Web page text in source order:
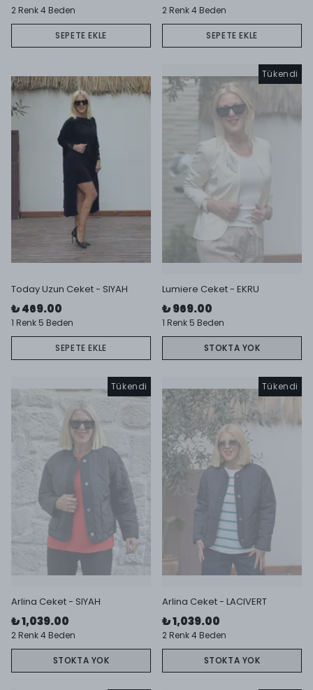
2 Renk 4 Beden
SEPETE EKLE
2 Renk 4 Beden
SEPETE EKLE
Today Uzun Ceket - SIYAH
₺ 469.00
1 Renk 5 Beden
SEPETE EKLE
Tükendi
Lumiere Ceket - EKRU
₺ 969.00
1 Renk 5 Beden
STOKTA YOK
Tükendi
Arlina Ceket - SIYAH
₺ 1,039.00
2 Renk 4 Beden
STOKTA YOK
Tükendi
Arlina Ceket - LACIVERT
₺ 1,039.00
2 Renk 4 Beden
STOKTA YOK